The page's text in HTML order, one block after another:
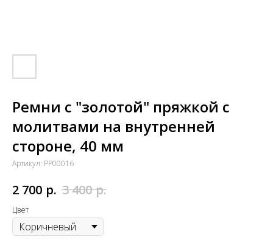
Ремни с "золотой" пряжкой с
молитвами на внутренней
стороне, 40 мм
Артикул: PP00016
2 700 р. 3 400 р.
Цвет